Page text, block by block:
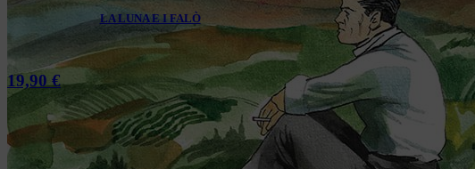
LA LUNA E I FALÒ
19,90 €